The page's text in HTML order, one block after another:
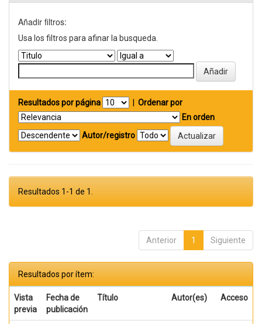
Añadir filtros:
Usa los filtros para afinar la busqueda.
Resultados por página
Ordenar por
En orden
Autor/registro
Resultados 1-1 de 1.
Anterior 1 Siguiente
Resultados por ítem:
Vista
previa
Fecha de
publicación
Título Autor(es) Acceso